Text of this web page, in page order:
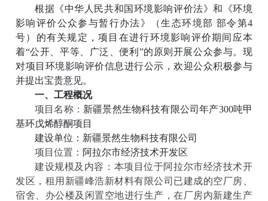
根据《中华人民共和国环境影响评价法》和《环境
影响评价公众参与暂行办法》（生态环境部 部令第4
号）的有关规定，项目在进行环境影响评价期间应本
着“公开、平等、广泛、便利”的原则开展公众参与。现
对项目环境影响评价信息进行公示，欢迎公众积极参与
并提出宝贵意见。
一、工程概况
项目名称： 新疆景然生物科技有限公司年产300吨甲
基环戊烯醇酮项目
建设单位： 新疆景然生物科技有限公司
项目位置： 阿拉尔市经济技术开发区
建设规模及内容：本项目位于阿拉尔市经济技术开
发区，租用新疆峰浩新材料有限公司已建成的空厂房、
宿舍、办公楼及闲置空地进行生产，在厂房内新建生产